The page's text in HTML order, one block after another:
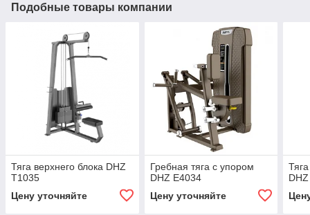
Подобные товары компании
Тяга верхнего блока DHZ
T1035
Цену уточняйте
Гребная тяга с упором
DHZ E4034
Цену уточняйте